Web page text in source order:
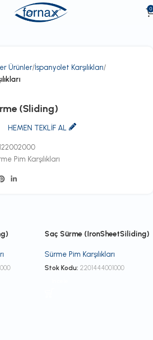
0
Ürünler İspanyolet Karşılıkları
(Sliding)
HEMEN TEKLİF AL
Pim Karşılıkları
Saç Sürme (IronSheetSiliding)
Sürme Pim Karşılıkları
Stok Kodu: 2201444001000